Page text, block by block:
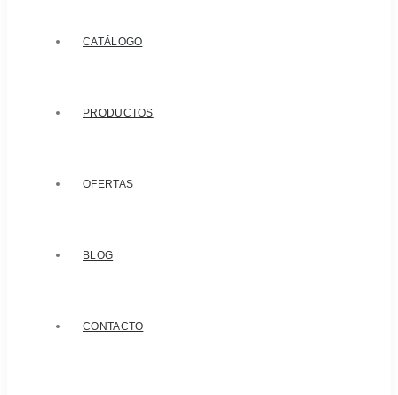
CATÁLOGO
PRODUCTOS
OFERTAS
BLOG
CONTACTO